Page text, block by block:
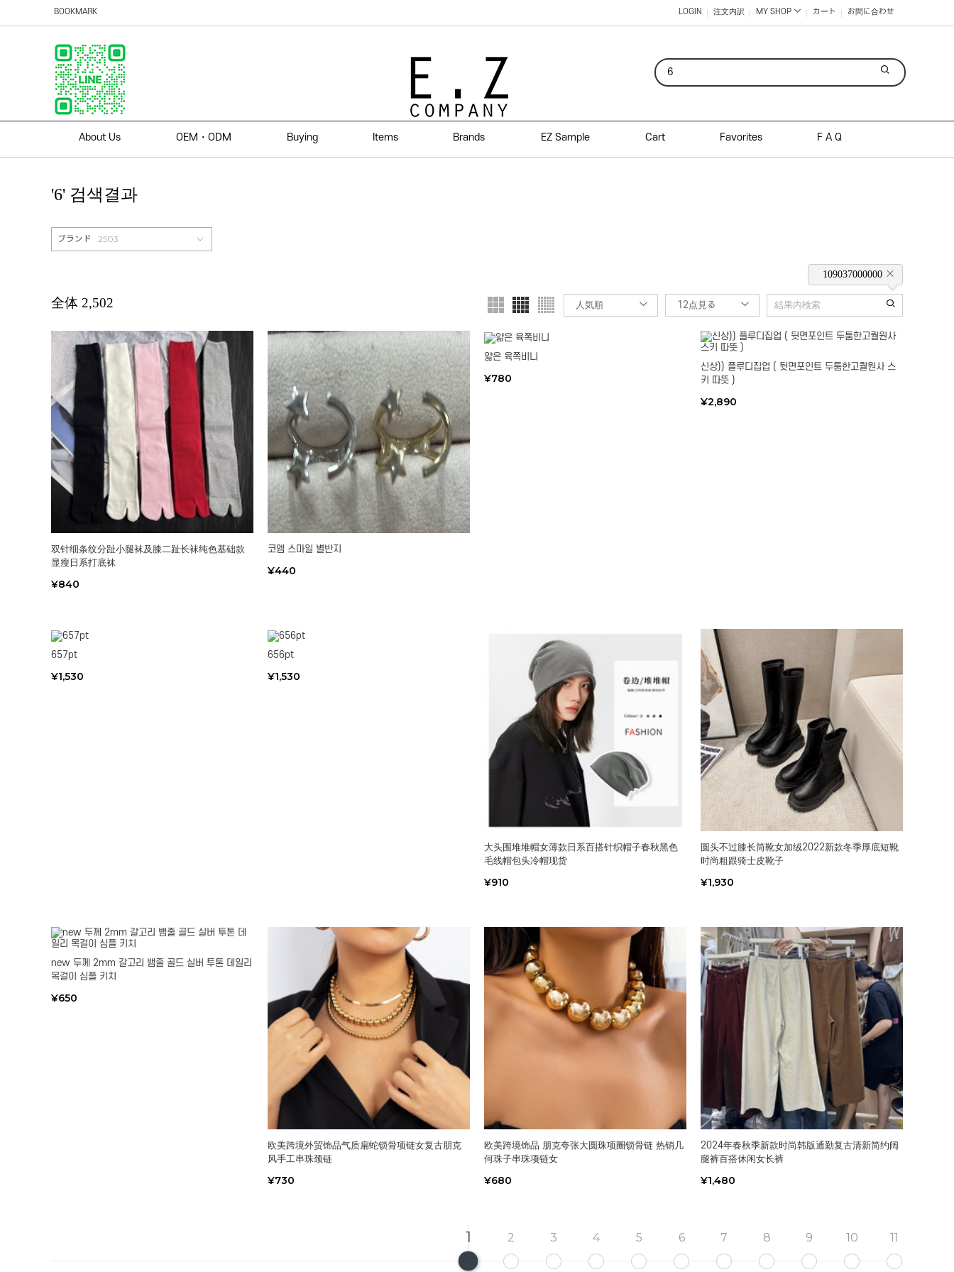
BOOKMARK LOGIN 注文内訳 MY SHOP カート お間に合わせ
About Us OEM・ODM Buying Items Brands EZ Sample Cart Favorites F A Q
'6' 검색결과
ブランド 2503
全体 2,502 人気順 12点見る
109037000000
双针细条纹分趾小腿袜及膝二趾长袜纯色基础款
显瘦日系打底袜
¥840
코엠 스마일 별반지
¥440
얇은 육쪽비니
¥780
신상)) 플루디집업 ( 뒷면포인트 두툼한고퀄원사 스
키 따뜻 )
¥2,890
657pt
¥1,530
656pt
¥1,530
大头围堆堆帽女薄款日系百搭针织帽子春秋黑色
毛线帽包头冷帽现货
¥910
圆头不过膝长筒靴女加绒2022新款冬季厚底短靴
时尚粗跟骑士皮靴子
¥1,930
new 두께 2mm 갈고리 뱀줄 골드 실버 투톤 데일리
목걸이 심플 키치
¥650
欧美跨境外贸饰品气质扁蛇锁骨项链女复古朋克
风手工串珠颈链
¥730
欧美跨境饰品 朋克夸张大圆珠项圈锁骨链 热销几
何珠子串珠项链女
¥680
2024年春秋季新款时尚韩版通勤复古清新简约阔
腿裤百搭休闲女长裤
¥1,480
1 2 3 4 5 6 7 8 9 10 11